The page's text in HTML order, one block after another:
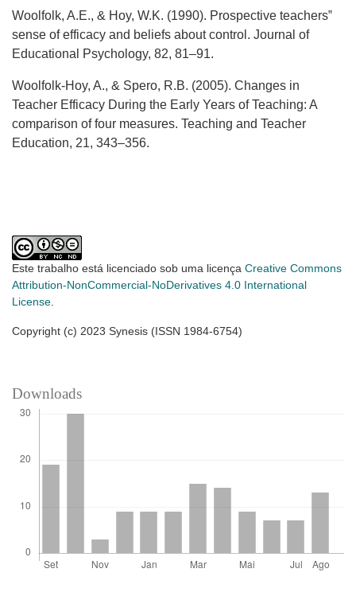
Woolfolk, A.E., & Hoy, W.K. (1990). Prospective teachers‟
sense of efficacy and beliefs about control. Journal of
Educational Psychology, 82, 81–91.
Woolfolk-Hoy, A., & Spero, R.B. (2005). Changes in
Teacher Efficacy During the Early Years of Teaching: A
comparison of four measures. Teaching and Teacher
Education, 21, 343–356.
Este trabalho está licenciado sob uma licença Creative Commons
Attribution-NonCommercial-NoDerivatives 4.0 International
License.
Copyright (c) 2023 Synesis (ISSN 1984-6754)
Downloads